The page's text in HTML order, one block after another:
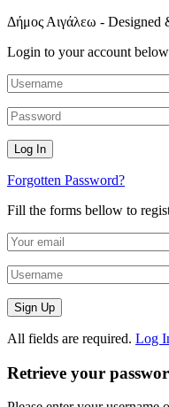
Δήμος Αιγάλεω - Designed
Login to your account below
Forgotten Password?
Fill the forms bellow to
All fields are required. Log
Retrieve your